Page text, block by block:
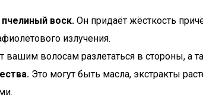
воск. Он придаёт жёсткость
излучения.
вашим волосам разлетаться в стороны, а
Это могут быть масла, экстракты